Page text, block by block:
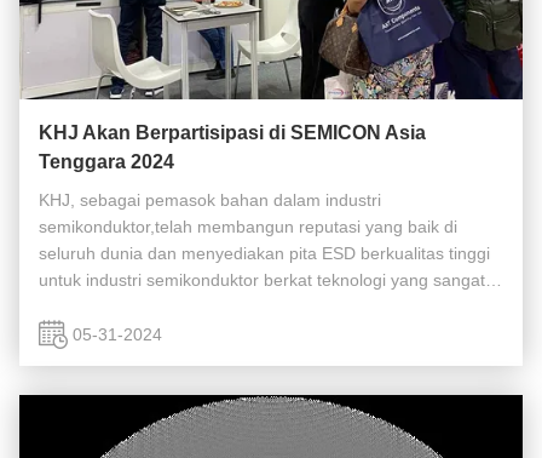
KHJ Akan Berpartisipasi di SEMICON Asia
Tenggara 2024
KHJ, sebagai pemasok bahan dalam industri
semikonduktor,telah membangun reputasi yang baik di
seluruh dunia dan menyediakan pita ESD berkualitas tinggi
untuk industri semikonduktor berkat teknologi yang sangat
membangun lebih banyak interaksi ...
05-31-2024